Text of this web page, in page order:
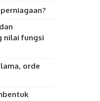
nilai fungsi
orde